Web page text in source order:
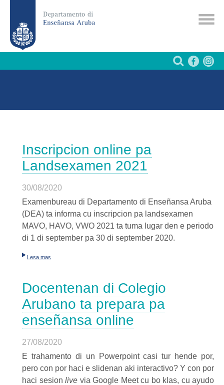
Inscripcion online pa
Landsexamen 2021
30/08/2020
Examenbureau di Departamento di Enseñansa Aruba
(DEA) ta informa cu inscripcion pa landsexamen
MAVO, HAVO, VWO 2021 ta tuma lugar den e periodo
di 1 di september pa 30 di september 2020.
Lesa mas
Docentenan di Colegio
Arubano ta prepara pa
enseñansa online
27/08/2020
E trahamento di un Powerpoint casi tur hende por,
pero con por haci e slidenan aki interactivo? Y con por
haci sesion live via Google Meet cu bo klas, cu ayudo